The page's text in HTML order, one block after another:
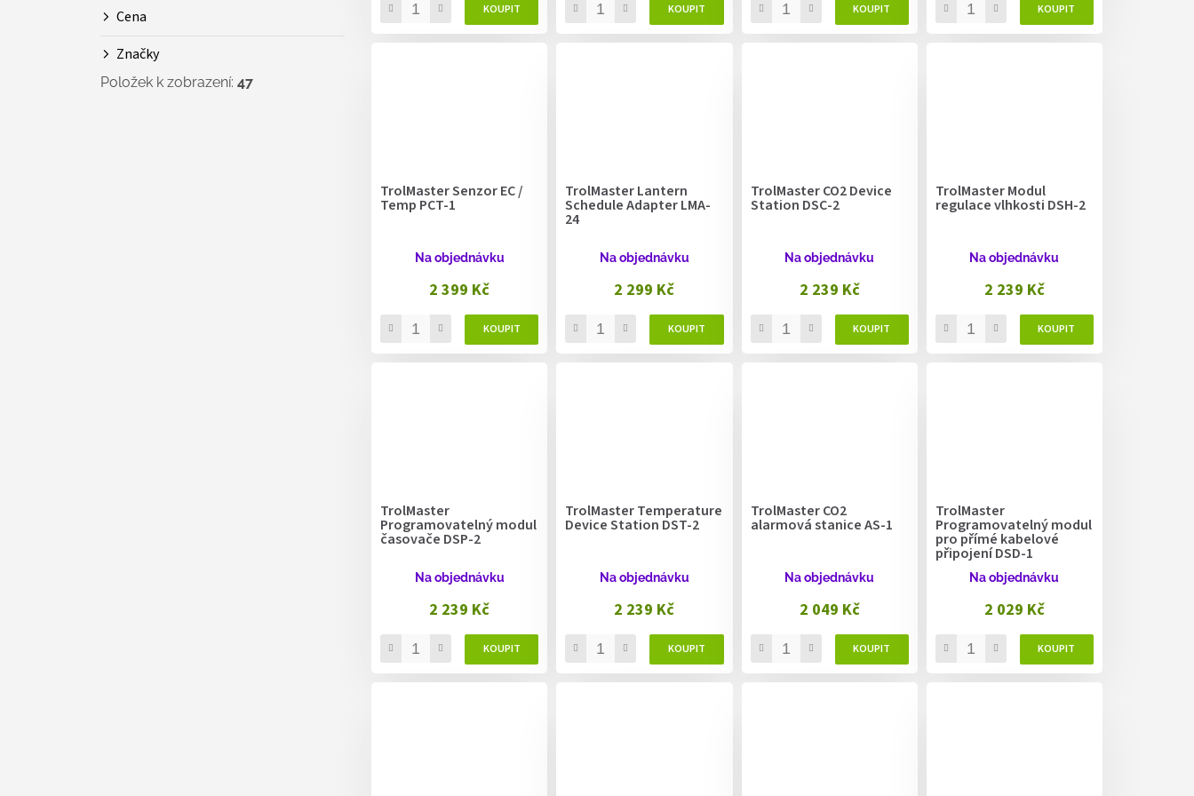
Cena
Značky
Položek k zobrazení: 47
TrolMaster Senzor EC /
Temp PCT-1
Na objednávku
2 399 Kč
TrolMaster Lantern
Schedule Adapter LMA-
24
Na objednávku
2 299 Kč
TrolMaster CO2 Device
Station DSC-2
Na objednávku
2 239 Kč
TrolMaster Modul
regulace vlhkosti DSH-2
Na objednávku
2 239 Kč
TrolMaster
Programovatelný modul
časovače DSP-2
Na objednávku
2 239 Kč
TrolMaster Temperature
Device Station DST-2
Na objednávku
2 239 Kč
TrolMaster CO2
alarmová stanice AS-1
Na objednávku
2 049 Kč
TrolMaster
Programovatelný modul
pro přímé kabelové
připojení DSD-1
Na objednávku
2 029 Kč